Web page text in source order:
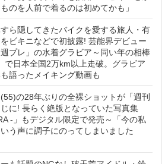
のを人前で着るのは初めてかも」
ら隠してきたバイクを愛する旅人・有
ビキニなどで初披露! 芸能界デビュー
プレ」の水着グラビア～同い年の相棒
で日本全国2万km以上走破。グラビア
語ったメイキング動画も
の28年ぶりの全裸ショットが「週刊
に! 長らく絶版となっていた写真集
-」もデジタル限定で発売～「今の私
う声に調子にのってしまいました